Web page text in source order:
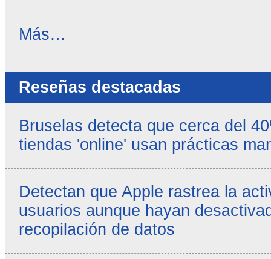
Noticias
Más…
Reseñas destacadas
Bruselas detecta que cerca del
tiendas 'online' usan prácticas
Detectan que Apple rastrea la
usuarios aunque hayan
recopilación de datos